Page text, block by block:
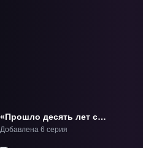
«Прошло десять лет с
момента, как я сказал
Добавлена 6 серия